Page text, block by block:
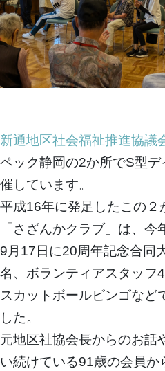
新通地区社会福祉推進協議
ペック静岡の2か所でS型
催しています。
平成16年に発足したこの２
「さざんかクラブ」は、今
9月17日に20周年記念合同
名、ボランティアスタッフ
スカットボールビンゴなど
した。
元地区社協会長からのお話
い続けている91歳の会員か